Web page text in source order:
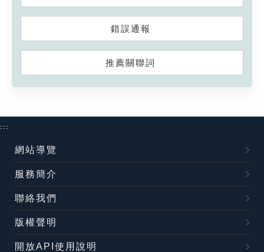
錯誤通報
推薦關聯詞
:::
網站導覽
服務簡介
聯絡我們
版權聲明
開放API使用說明